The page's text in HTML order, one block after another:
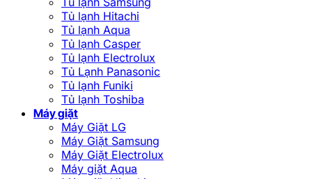
Tủ lạnh Hitachi
Tủ lạnh Aqua
Tủ lạnh Casper
Tủ lạnh Electrolux
Tủ Lạnh Panasonic
Tủ lạnh Funiki
Tủ lạnh Toshiba
Máy giặt
Máy Giặt LG
Máy Giặt Samsung
Máy Giặt Electrolux
Máy giặt Aqua